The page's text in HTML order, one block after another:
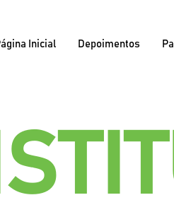
Inicial Depoimentos